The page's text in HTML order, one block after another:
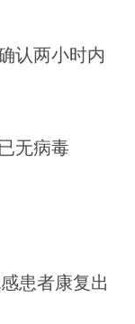
认两小时内
无病毒
患者康复出